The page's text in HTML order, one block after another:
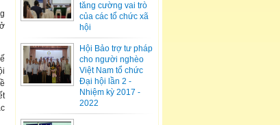
tăng cường vai trò
của các tổ chức xã
hội
Hội Bảo trợ tư pháp
cho người nghèo
Việt Nam tổ chức
Đại hội lần 2 -
Nhiệm kỳ 2017 -
2022